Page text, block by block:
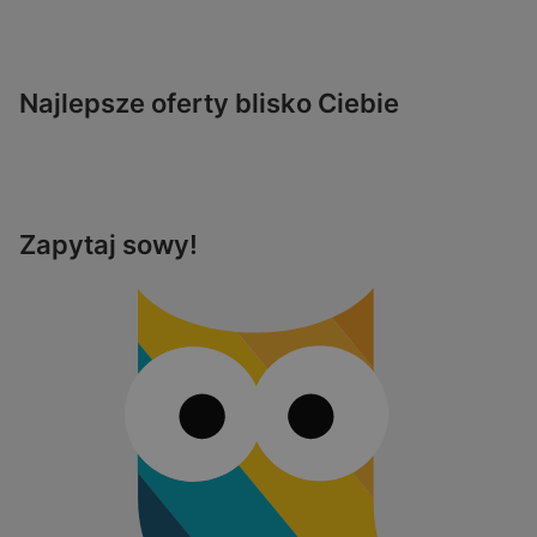
Najlepsze oferty blisko Ciebie
Zapytaj sowy!